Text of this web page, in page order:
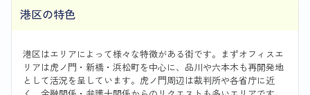
港区の特色
港区はエリアによって様々な特徴がある街です。まずオフィスエ
リアは虎ノ門・新橋・浜松町を中心に、品川や六本木も再開発地
として活況を呈しています。虎ノ門周辺は裁判所や各省庁に近